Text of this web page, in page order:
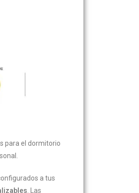
para el dormitorio
a tus
. Las